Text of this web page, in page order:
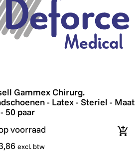
- Steriel - Maat 6.5 - 50 paar
Gammex Chirurg.
Gammex Chirurg.
- Latex - Steriel - Maat
50 paar
voorraad
excl. btw
In